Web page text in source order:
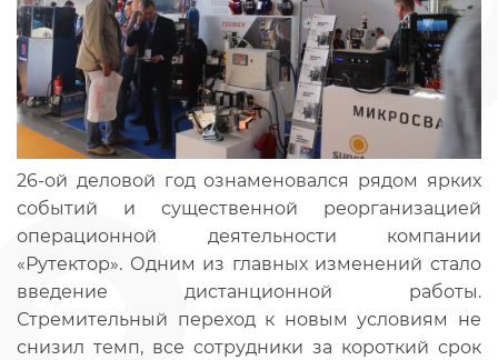
26-ой деловой год ознаменовался рядом ярких
событий и существенной реорганизацией
операционной деятельности компании
«Рутектор». Одним из главных изменений стало
введение дистанционной работы.
Стремительный переход к новым условиям не
снизил темп, все сотрудники за короткий срок